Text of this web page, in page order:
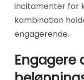
incitamenter for
kombination
engagerende.
Engagere